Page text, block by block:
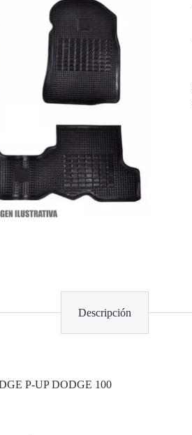
Descripción
P-UP DODGE 100